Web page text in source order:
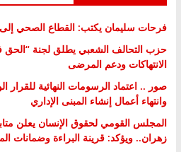
فرحات سليمان يكتب: القطاع الصحي
حزب التحالف الشعبي يطلق لجنة “الحق
الانتهاكات ودعم المرضى
صور .. اعتماد الرسومات النهائية للقرار
وانتهاء أعمال إنشاء المبنى الإداري
المجلس القومي لحقوق الإنسان يعلن
زهران.. ويؤكد: قرينة البراءة وضمانات